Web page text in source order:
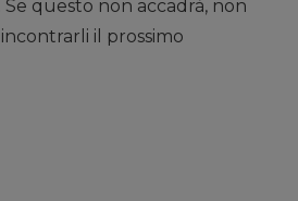
questo non accadrà, non
il prossimo